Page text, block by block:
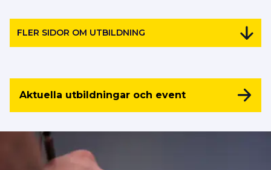
FLER SIDOR OM UTBILDNING
Aktuella utbildningar och event